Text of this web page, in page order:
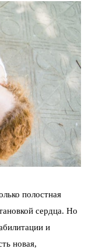
полостная
сердца. Но
и
новая,